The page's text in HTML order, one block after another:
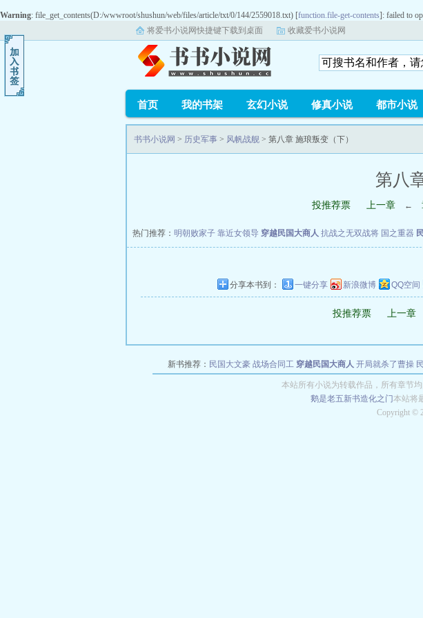
Warning: file_get_contents(D:/wwwroot/shushun/web/files/article/txt/0/144/2559018.txt) [function.file-get-contents]: failed to
将爱书小说网快捷键下载到桌面
收藏爱书小说网
首页 我的书架 玄幻小说 修真小说 都市小说
书书小说网 > 历史军事 > 风帆战舰 > 第八章 施琅叛变（下）
第八
投推荐票 上一章 ←
热门推荐： 明朝败家子 靠近女领导 穿越民国大商人 抗战之无双战将 国之重器
分享本书到： 一键分享 新浪微博 QQ空间
投推荐票 上一章
新书推荐： 民国大文豪 战场合同工 穿越民国大商人 开局就杀了曹操
本站所有小说为转载作品，所有章节
鹅是老五新书造化之门本站将
Copyright ©